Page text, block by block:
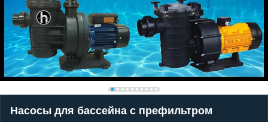
Насосы для бассейна c префильтром